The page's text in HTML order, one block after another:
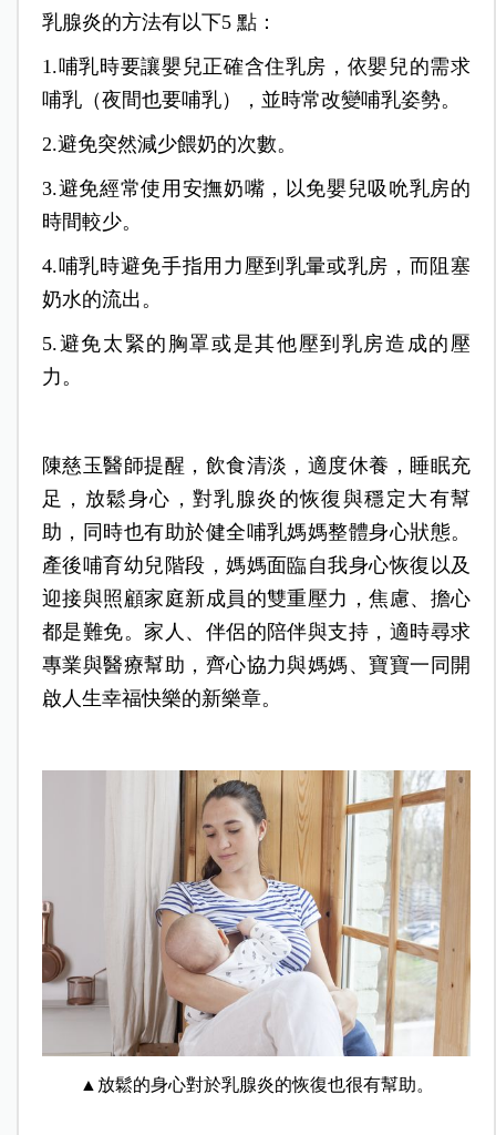
乳腺炎的方法有以下5 點：
1.哺乳時要讓嬰兒正確含住乳房，依嬰兒的需求
哺乳（夜間也要哺乳），並時常改變哺乳姿勢。
2.避免突然減少餵奶的次數。
3.避免經常使用安撫奶嘴，以免嬰兒吸吮乳房的
時間較少。
4.哺乳時避免手指用力壓到乳暈或乳房，而阻塞
奶水的流出。
5.避免太緊的胸罩或是其他壓到乳房造成的壓
力。
陳慈玉醫師提醒，飲食清淡，適度休養，睡眠充
足，放鬆身心，對乳腺炎的恢復與穩定大有幫
助，同時也有助於健全哺乳媽媽整體身心狀態。
產後哺育幼兒階段，媽媽面臨自我身心恢復以及
迎接與照顧家庭新成員的雙重壓力，焦慮、擔心
都是難免。家人、伴侶的陪伴與支持，適時尋求
專業與醫療幫助，齊心協力與媽媽、寶寶一同開
啟人生幸福快樂的新樂章。
▲放鬆的身心對於乳腺炎的恢復也很有幫助。